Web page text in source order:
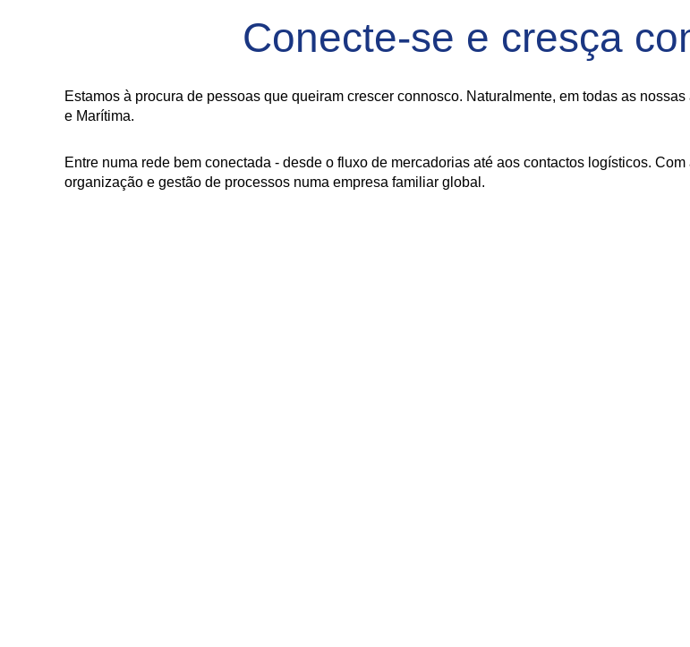
Conecte-se e cresça
Estamos à procura de pessoas que queiram crescer connosco. Naturalmente, em todas as
e Marítima.
Entre numa rede bem conectada - desde o fluxo de mercadorias até aos contactos logísticos.
organização e gestão de processos numa empresa familiar global.